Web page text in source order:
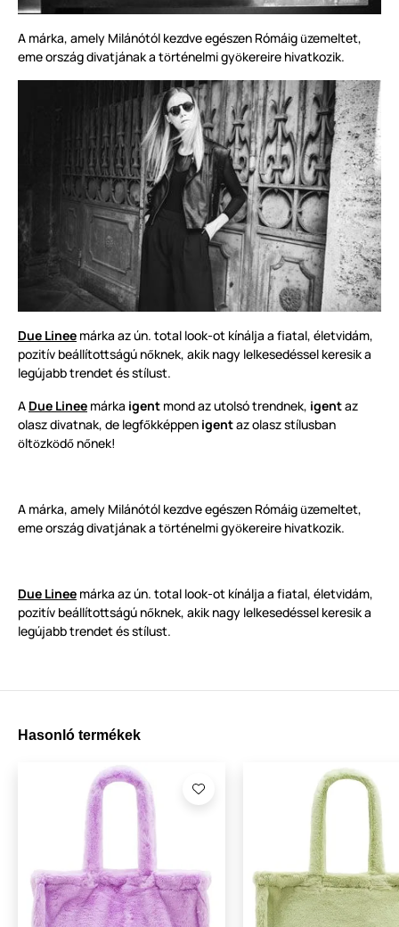
A márka, amely Milánótól kezdve egészen Rómáig üzemeltet,
eme ország divatjának a történelmi gyökereire hivatkozik.
Due Linee márka az ún. total look-ot kínálja a fiatal, életvidám,
pozitív beállítottságú nőknek, akik nagy lelkesedéssel keresik a
legújabb trendet és stílust.
A Due Linee márka igent mond az utolsó trendnek, igentaz
olasz divatnak, de legfőkképpen igentaz olasz stílusban
öltözködő nőnek!
A márka, amely Milánótól kezdve egészen Rómáig üzemeltet,
eme ország divatjának a történelmi gyökereire hivatkozik.
Due Linee márka az ún. total look-ot kínálja a fiatal, életvidám,
pozitív beállítottságú nőknek, akik nagy lelkesedéssel keresik a
legújabb trendet és stílust.
Hasonló termékek